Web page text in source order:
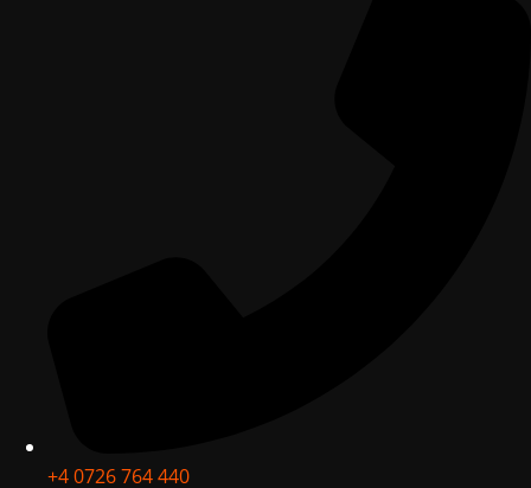
+4 0726 764 440